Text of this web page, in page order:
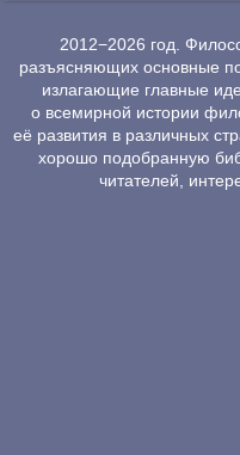
2012−2026 год.
разъясняющих основные
излагающие главные
о всемирной истории
её развития в различных
хорошо подобранную
читателей,